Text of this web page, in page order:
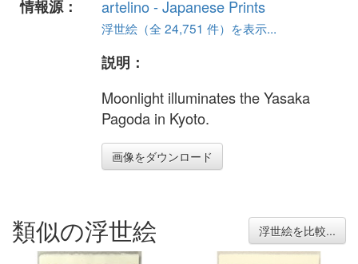
情報源：
artelino - Japanese Prints
浮世絵（全 24,751 件）を表示...
説明：
Moonlight illuminates the Yasaka
Pagoda in Kyoto.
画像をダウンロード
類似の浮世絵 浮世絵を比較...